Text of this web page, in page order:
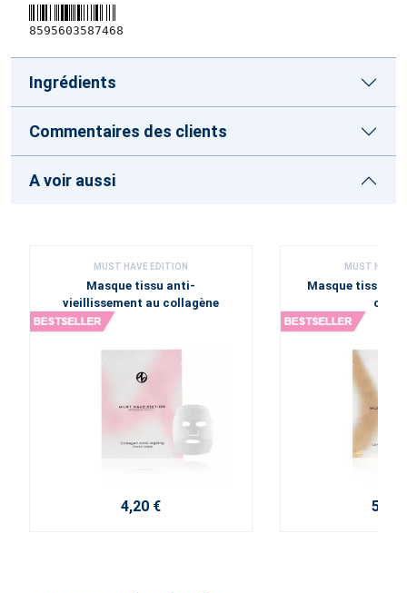
8595603587468
Ingrédients
Commentaires des clients
A voir aussi
MUST HAVE EDITION
Masque tissu anti-
vieillissement au collagène
4,20 €
MUST HAVE
Masque tissu
5,60